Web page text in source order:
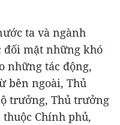
ta và ngành
đối mặt những khó
những tác động,
bên ngoài, Thủ
trưởng, Thủ trưởng
Chính phủ,